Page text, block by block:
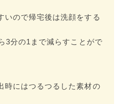
いので帰宅後は洗顔をする
3分の1まで減らすことがで
時にはつるつるした素材の